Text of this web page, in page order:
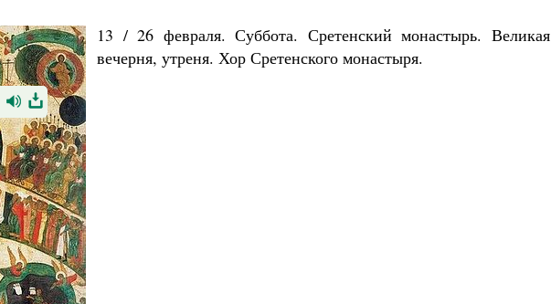
13 / 26 февраля. Суббота. Сретенский монастырь. Великая
вечерня, утреня. Хор Сретенского монастыря.